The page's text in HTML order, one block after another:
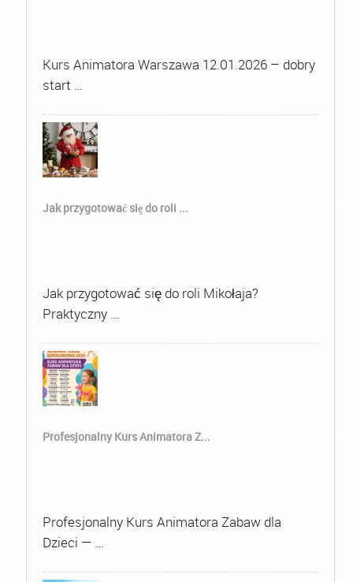
Kurs Animatora Warszawa 12.01.2026 – dobry
start …
Jak przygotować się do roli ...
Jak przygotować się do roli Mikołaja?
Praktyczny …
Profesjonalny Kurs Animatora Z...
Profesjonalny Kurs Animatora Zabaw dla
Dzieci — …